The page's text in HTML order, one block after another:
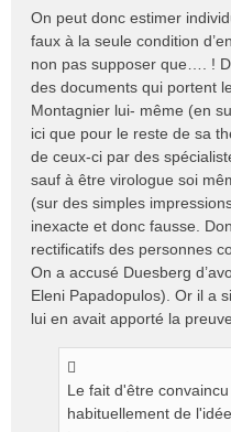
On peut donc estimer
faux à la seule condition
non pas supposer que…. !
des documents qui portent
Montagnier lui- même (en
ici que pour le reste de sa
de ceux-ci par des
sauf à être virologue soi
(sur des simples
inexacte et donc fausse.
rectificatifs des personnes
On a accusé Duesberg
Eleni Papadopulos). Or il a
lui en avait apporté la
Le fait d'être
habituellement de